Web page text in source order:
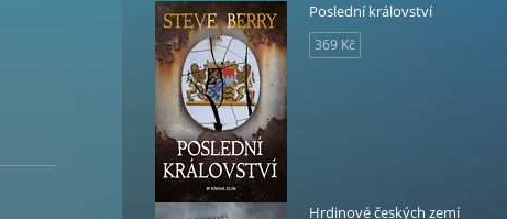
Poslední království
369 Kč
Hrdinové českých zemí